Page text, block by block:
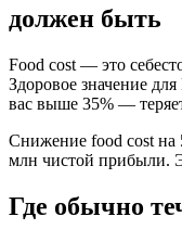
должен быть
Food cost — это
Здоровое значение
вас выше 35% —
Снижение food cost на
млн чистой прибыли.
Где обычно